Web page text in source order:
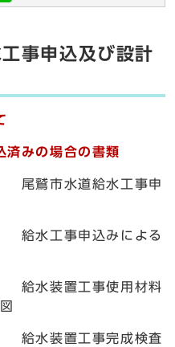
事申込及び設計
みの場合の書類
水道給水工事申
事申込みによる
置工事使用材料
置工事完成検査